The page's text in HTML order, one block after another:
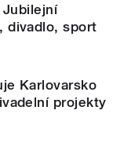
Jubilejní
divadlo, sport
Karlovarsko
projekty